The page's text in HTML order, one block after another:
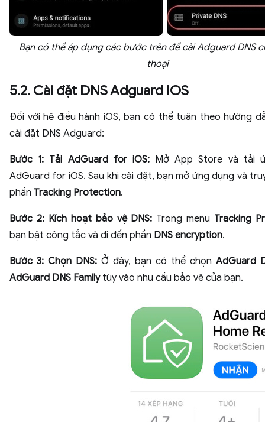
Bạn có thể áp dụng các bước trên để cài Adguard DNS
thoại
5.2. Cài đặt DNS Adguard IOS
Đối với hệ điều hành iOS, bạn có thể tuân theo hướng
cài đặt DNS Adguard:
Bước 1: Tải AdGuard for iOS:Mở App Store và tải
AdGuard for iOS. Sau khi cài đặt, bạn mở ứng dụng và
phần Tracking Protection.
Bước 2: Kích hoạt bảo vệ DNS: Trong menu Tracking
bạn bật công tắc và đi đến phần DNS encryption.
Bước 3: Chọn DNS: Ở đây, bạn có thể chọn AdGuard
AdGuard DNS Familytùy vào nhu cầu bảo vệ của bạn.